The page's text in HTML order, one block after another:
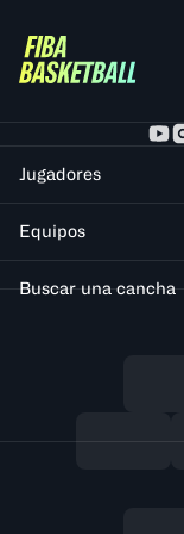
Jugadores
Equipos
Buscar una cancha